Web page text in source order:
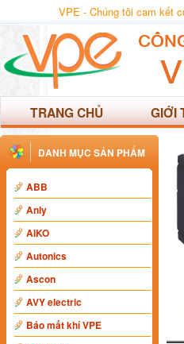
VPE - Chúng tôi cam kết
TRANG CHỦ GIỚI
DANH MỤC SẢN PHẨM
ABB
Anly
AIKO
Autonics
Ascon
AVY electric
Báo mất khí VPE